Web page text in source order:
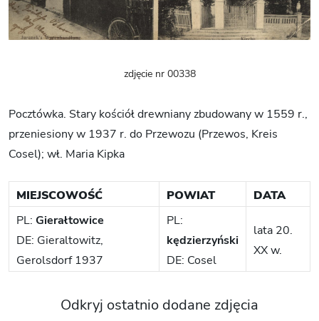
zdjęcie nr 00338
Pocztówka. Stary kościół drewniany zbudowany w 1559 r.,
przeniesiony w 1937 r. do Przewozu (Przewos, Kreis
Cosel); wł. Maria Kipka
MIEJSCOWOŚĆ POWIAT
DATA
PL: Gierałtowice
DE: Gieraltowitz,
Gerolsdorf 1937
PL:
kędzierzyński
DE: Cosel
lata 20.
XX w.
Odkryj ostatnio dodane zdjęcia